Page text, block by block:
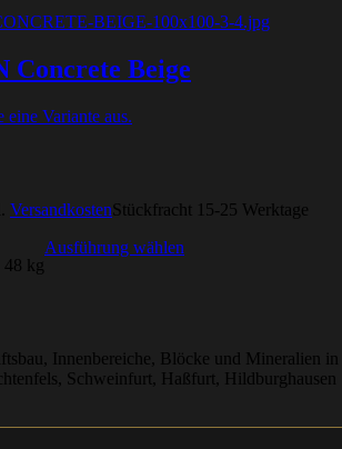
Concrete Beige
Variante aus.
VersandkostenStückfracht 15-25 Werktage
48 kg
Ausführung wählen
Innenbereiche, Blöcke und Mineralien in
Schweinfurt, Haßfurt, Hildburghausen